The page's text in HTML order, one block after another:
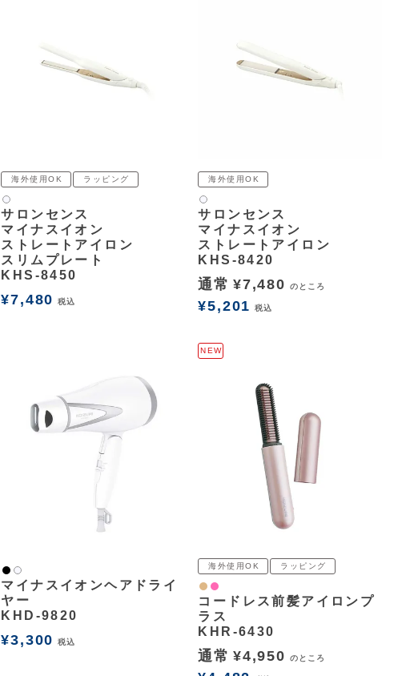
海外使用OK ラッピング
白2
サロンセンス
マイナスイオン
ストレートアイロン
スリムプレート
KHS-8450
¥7,480 税込
海外使用OK
白2
サロンセンス
マイナスイオン
ストレートアイロン
KHS-8420
通常 ¥7,480 のところ
¥5,201 税込
黒 白2
マイナスイオンヘアドライ
ヤー
KHD-9820
¥3,300 税込
NEW
海外使用OK ラッピング
ナチュラル
ピンク
コードレス前髪アイロンプ
ラス
KHR-6430
通常 ¥4,950 のところ